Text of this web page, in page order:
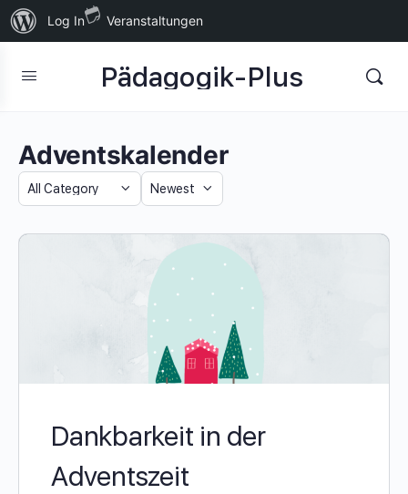
Über
WordPress
Log In Veranstaltungen
Pädagogik-Plus
Adventskalender
Category
Sort
Dankbarkeit in der
Adventszeit